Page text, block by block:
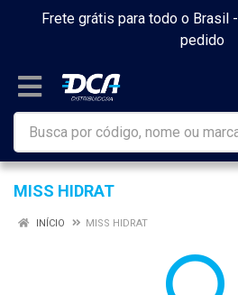
Frete grátis para todo o Brasil -
pedido
MISS HIDRAT
INÍCIO MISS HIDRAT